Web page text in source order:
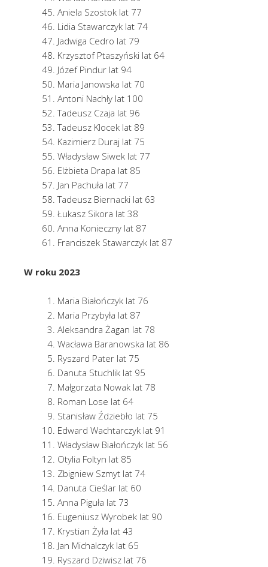
Aniela Szostok lat 77
Lidia Stawarczyk lat 74
Jadwiga Cedro lat 79
Krzysztof Ptaszyński lat 64
Józef Pindur lat 94
Maria Janowska lat 70
Antoni Nachły lat 100
Tadeusz Czaja lat 96
Tadeusz Klocek lat 89
Kazimierz Duraj lat 75
Władysław Siwek lat 77
Elżbieta Drapa lat 85
Jan Pachuła lat 77
Tadeusz Biernacki lat 63
Łukasz Sikora lat 38
Anna Konieczny lat 87
Franciszek Stawarczyk lat 87
W roku 2023
Maria Białończyk lat 76
Maria Przybyła lat 87
Aleksandra Żagan lat 78
Wacława Baranowska lat 86
Ryszard Pater lat 75
Danuta Stuchlik lat 95
Małgorzata Nowak lat 78
Roman Lose lat 64
Stanisław Ździebło lat 75
Edward Wachtarczyk lat 91
Władysław Białończyk lat 56
Otylia Foltyn lat 85
Zbigniew Szmyt lat 74
Danuta Cieślar lat 60
Anna Piguła lat 73
Eugeniusz Wyrobek lat 90
Krystian Żyła lat 43
Jan Michalczyk lat 65
Ryszard Dziwisz lat 76